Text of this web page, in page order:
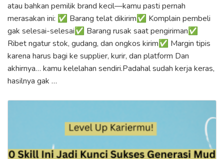
atau bahkan pemilik brand kecil—kamu pasti pernah
merasakan ini: ✅ Barang telat dikirim✅ Komplain pembeli
gak selesai-selesai✅ Barang rusak saat pengiriman✅
Ribet ngatur stok, gudang, dan ongkos kirim✅ Margin tipis
karena harus bagi ke supplier, kurir, dan platform Dan
akhirnya… kamu kelelahan sendiri.Padahal sudah kerja keras,
hasilnya gak …